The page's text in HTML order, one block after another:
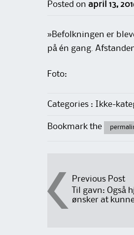
Posted on april 13,
»Befolkningen er
på én gang.
Foto:
Categories : Ikke-
Bookmark the
PostPrevious Post
Til gavn: Også
ønsker at